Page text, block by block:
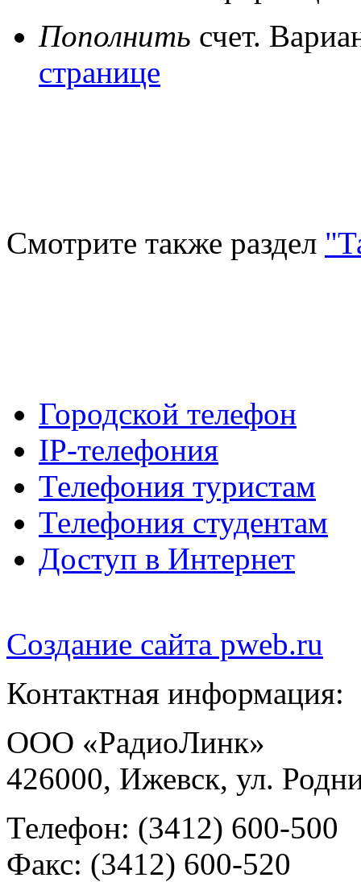
Пополнить счет.
странице
Смотрите также раздел
Городской телефон
IP-телефония
Телефония туристам
Телефония студентам
Доступ в Интернет
Создание сайта pweb.ru
Контактная информация:
ООО «РадиоЛинк»
426000, Ижевск, ул.
Телефон: (3412) 600-500
Факс: (3412) 600-520